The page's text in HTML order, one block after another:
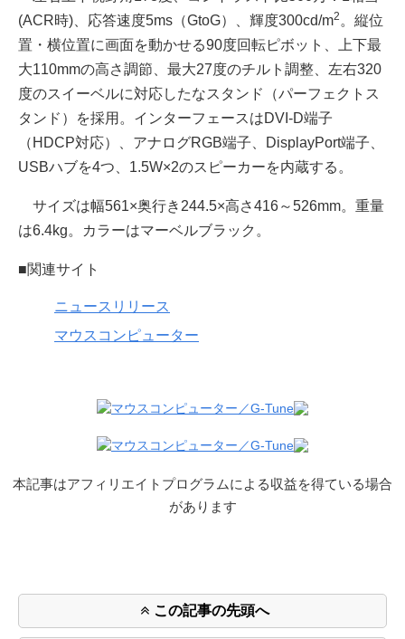
(ACR時)、応答速度5ms（GtoG）、輝度300cd/m2 。縦位
置・横位置に画面を動かせる90度回転ピボット、上下最
大110mmの高さ調節、最大27度のチルト調整、左右320
度のスイーベルに対応したなスタンド（パーフェクトス
タンド）を採用。インターフェースはDVI-D端子
（HDCP対応）、アナログRGB端子、DisplayPort端子、
USBハブを4つ、1.5W×2のスピーカーを内蔵する。
サイズは幅561×奥行き244.5×高さ416～526mm。重量
は6.4kg。カラーはマーベルブラック。
■関連サイト
ニュースリリース
マウスコンピューター
本記事はアフィリエイトプログラムによる収益を得ている場合
があります
この記事の先頭へ